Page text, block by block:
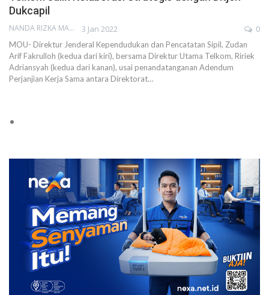
Dukcapil
NANDA RIZKA MAHENDRA 3 Jan 2022 0
MOU- Direktur Jenderal Kependudukan dan Pencatatan Sipil, Zudan
Arif Fakrulloh (kedua dari kiri), bersama Direktur Utama Telkom, Ririek
Adriansyah (kedua dari kanan), usai penandatanganan Adendum
Perjanjian Kerja Sama antara Direktorat…